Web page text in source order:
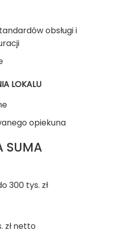
obsługi i
LOKALU
opiekuna
SUMA
300 tys. zł
zł netto